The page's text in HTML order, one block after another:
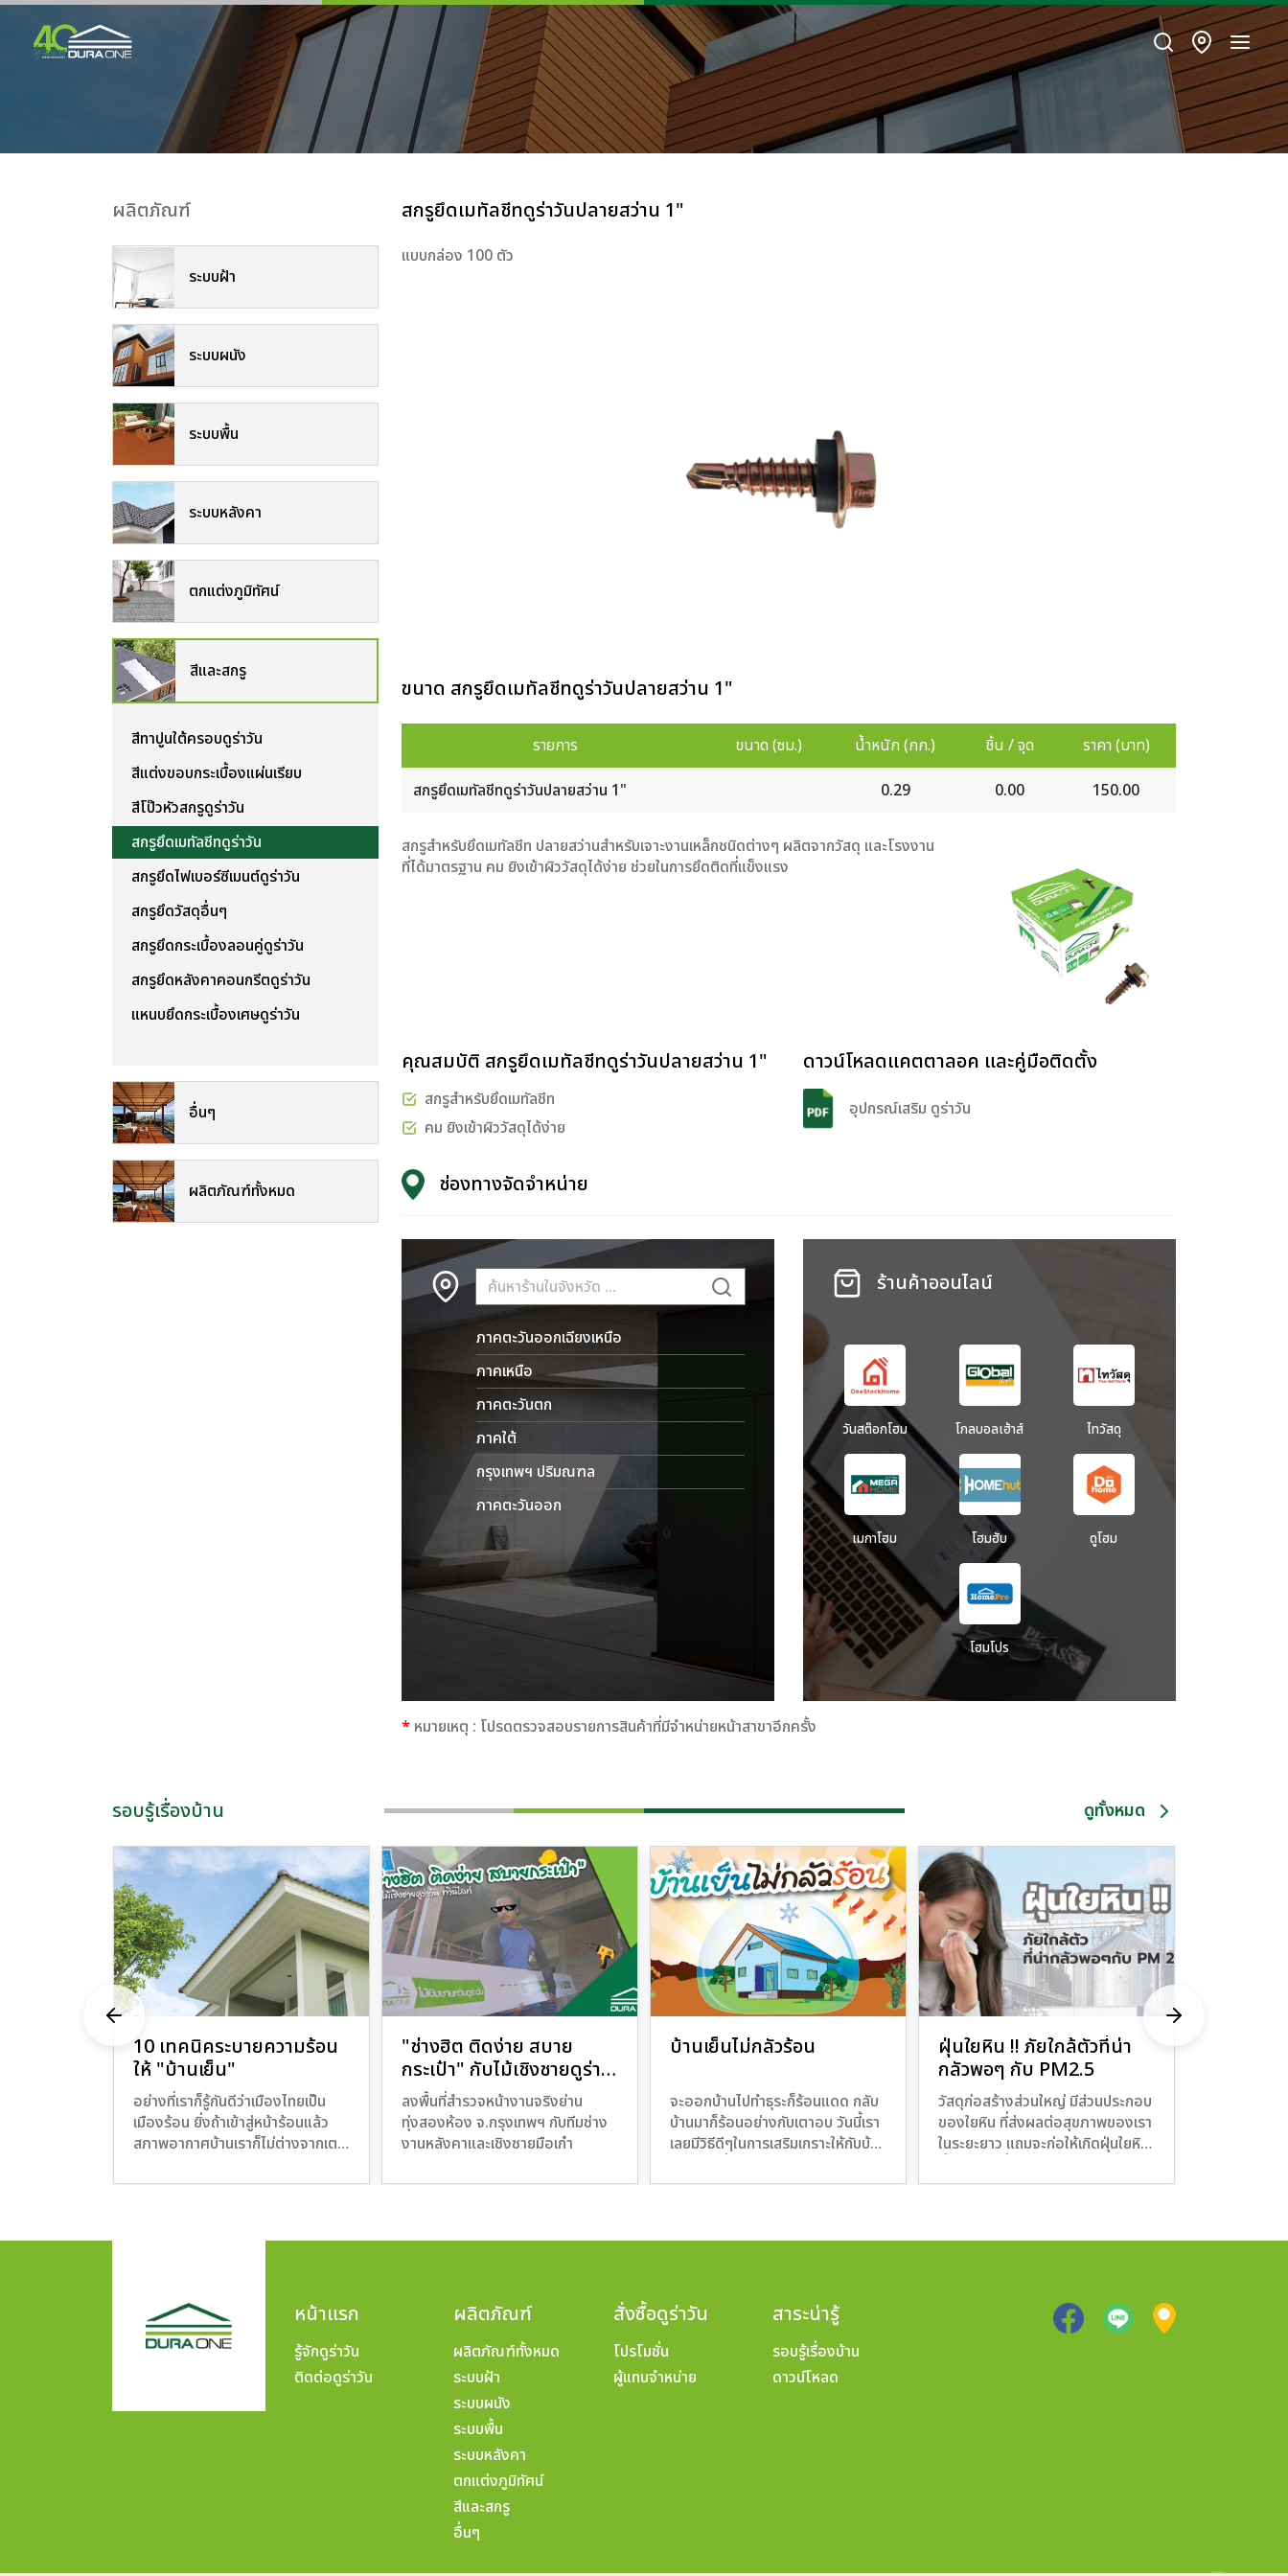
สกรูยึดเมทัลชีทดูร่าวันปลายสว่าน 1"
แบบกล่อง 100 ตัว
ขนาด สกรูยึดเมทัลชีทดูร่าวันปลายสว่าน 1"
รายการ ขนาด (ซม.) น้ำหนัก (กก.) ชิ้น / จุด
ราคา (บาท)
สกรูยึดเมทัลชีทดูร่าวันปลายสว่าน 1"
0.29 0.00 150.00
สกรูสำหรับยึดเมทัลชีท ปลายสว่านสำหรับเจาะงานเหล็กชนิดต่างๆ ผลิตจากวัสดุ และโรงงาน
ที่ได้มาตรฐาน คม ยิงเข้าผิววัสดุได้ง่าย ช่วยในการยึดติดที่แข็งแรง
คุณสมบัติ สกรูยึดเมทัลชีทดูร่าวันปลายสว่าน 1"
สกรูสำหรับยึดเมทัลชีท
คม ยิงเข้าผิววัสดุได้ง่าย
ดาวน์โหลดแคตตาลอค และคู่มือติดตั้ง
อุปกรณ์เสริม ดูร่าวัน
ช่องทางจัดจำหน่าย
ภาคตะวันออกเฉียงเหนือ
ภาคเหนือ
ภาคตะวันตก
ภาคใต้
กรุงเทพฯ ปริมณฑล
ภาคตะวันออก
ร้านค้าออนไลน์
วันสต๊อกโฮม โกลบอลเฮ้าส์ ไทวัสดุ
เมกาโฮม โฮมฮับ ดูโฮม
โฮมโปร
* หมายเหตุ : โปรดตรวจสอบรายการสินค้าที่มีจำหน่ายหน้าสาขาอีกครั้ง
ผลิตภัณฑ์
ระบบฝ้า
ระบบผนัง
ระบบพื้น
ระบบหลังคา
ตกแต่งภูมิทัศน์
สีและสกรู
สีทาปูนใต้ครอบดูร่าวัน
สีแต่งขอบกระเบื้องแผ่นเรียบ
สีโป๊วหัวสกรูดูร่าวัน
สกรูยึดเมทัลชีทดูร่าวัน
สกรูยึดไฟเบอร์ซีเมนต์ดูร่าวัน
สกรูยึดวัสดุอื่นๆ
สกรูยึดกระเบื้องลอนคู่ดูร่าวัน
สกรูยึดหลังคาคอนกรีตดูร่าวัน
แหนบยึดกระเบื้องเศษดูร่าวัน
อื่นๆ
ผลิตภัณฑ์ทั้งหมด
รอบรู้เรื่องบ้าน ดูทั้งหมด
10 เทคนิคระบายความร้อน
ให้ "บ้านเย็น"
อย่างที่เราก็รู้กันดีว่าเมืองไทยเป็น
เมืองร้อน ยิ่งถ้าเข้าสู่หน้าร้อนแล้ว
สภาพอากาศบ้านเราก็ไม่ต่างจากเตา
"ช่างฮิต ติดง่าย สบาย
กระเป๋า" กับไม้เชิงชายดูร่า
วัน ทวินไลท์
ลงพื้นที่สำรวจหน้างานจริงย่าน
ทุ่งสองห้อง จ.กรุงเทพฯ กับทีมช่าง
งานหลังคาและเชิงชายมือเก๋า
บ้านเย็นไม่กลัวร้อน
จะออกบ้านไปทำธุระก็ร้อนแดด กลับ
บ้านมาก็ร้อนอย่างกับเตาอบ วันนี้เรา
เลยมีวิธีดีๆในการเสริมเกราะให้กับบ้าน
ฝุ่นใยหิน !! ภัยใกล้ตัวที่น่า
กลัวพอๆ กับ PM2.5
วัสดุก่อสร้างส่วนใหญ่ มีส่วนประกอบ
ของใยหิน ที่ส่งผลต่อสุขภาพของเรา
ในระยะยาว แถมจะก่อให้เกิดฝุ่นใยหิน
หน้าแรก
รู้จักดูร่าวัน
ติดต่อดูร่าวัน
ผลิตภัณฑ์
ผลิตภัณฑ์ทั้งหมด
ระบบฝ้า
ระบบผนัง
ระบบพื้น
ระบบหลังคา
ตกแต่งภูมิทัศน์
สีและสกรู
อื่นๆ
สั่งซื้อดูร่าวัน
โปรโมชั่น
ผู้แทนจำหน่าย
สาระน่ารู้
รอบรู้เรื่องบ้าน
ดาวน์โหลด